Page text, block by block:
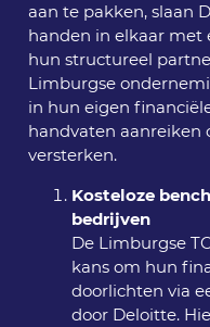
aan te pakken, slaan
handen in elkaar met
hun structureel
Limburgse
in hun eigen
handvaten aanreiken
versterken.
Kosteloze
bedrijven
De Limburgse
kans om hun
doorlichten via
door Deloitte.